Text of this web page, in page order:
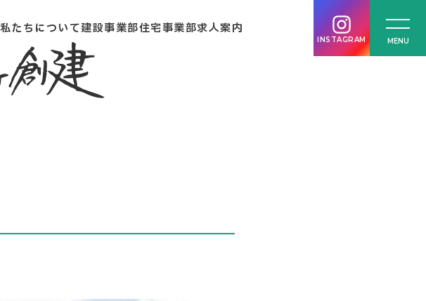
私たちについて建設事業部住宅事業部求人案内
INSTAGRAM MENU